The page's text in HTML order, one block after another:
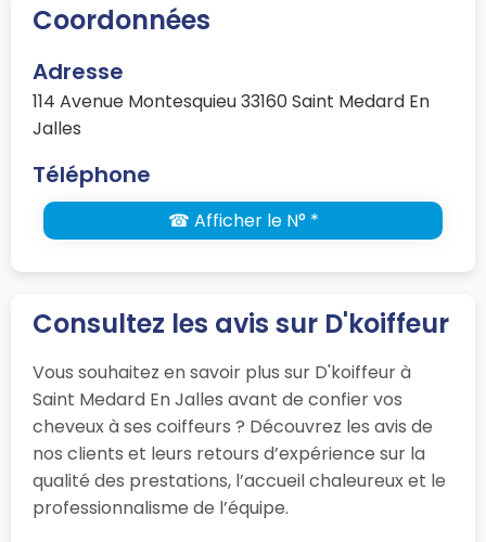
Coordonnées
Adresse
114 Avenue Montesquieu 33160 Saint Medard En
Jalles
Téléphone
☎ Afficher le N° *
Consultez les avis sur D'koiffeur
Vous souhaitez en savoir plus sur D'koiffeur à
Saint Medard En Jalles avant de confier vos
cheveux à ses coiffeurs ? Découvrez les avis de
nos clients et leurs retours d’expérience sur la
qualité des prestations, l’accueil chaleureux et le
professionnalisme de l’équipe.